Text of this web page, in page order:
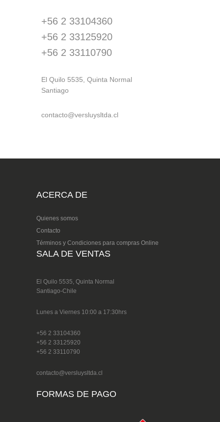
+56 2 33104360
+56 2 33125920
+56 2 33110790
El Quilo 5535, Quinta Normal
Santiago
contacto@versluysltda.cl
ACERCA DE
Quienes somos
Contacto
Términos y Condiciones para compras Online
SALA DE VENTAS
El Quilo 5535, Quinta Normal
Santiago-Chile
Lunes a Viernes 10:00 a 17:30hrs
+56 2 33104360
+56 2 33125920
+56 2 33110790
contacto@versluysltda.cl
FORMAS DE PAGO